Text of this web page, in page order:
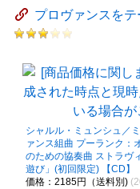
プロヴァンスを
シャルル・ミュンシュ／
ァンス組曲 プーランク：
のための協奏曲 ストラヴ
遊び」(初回限定) 【CD】
価格：2185円（送料別)